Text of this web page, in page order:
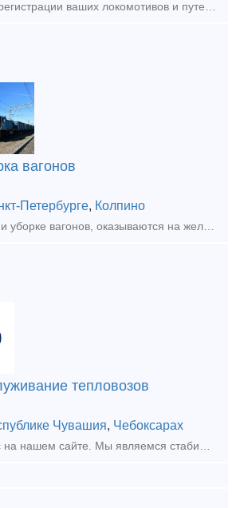
Нужна помощь в регистрации ваших локомотивов и путевой техники? "Дорожный регистр" готов прийти на помощь! Подготовим для вас полный пакет документов, полностью соответствующих всем нормативным тре
вагонов
Петербурге, Колпино
Услуги по подаче и уборке вагонов, оказываются на железнодорожных путях необщего пользования, примыкающих к станции Пустынька (032105) Ленинградская область, Тосненский район, г. Никольское. Компания
тепловозов
Чувашия, Чебоксарах
Приветствуем вас на нашем сайте. Мы являемся стабильной и ответственной организацией, занимающейся поставкой запасных частей, техническим обслуживанием, ремонтом тепловозов серии: ТГК-2, ТГМ-23, ТГМ-